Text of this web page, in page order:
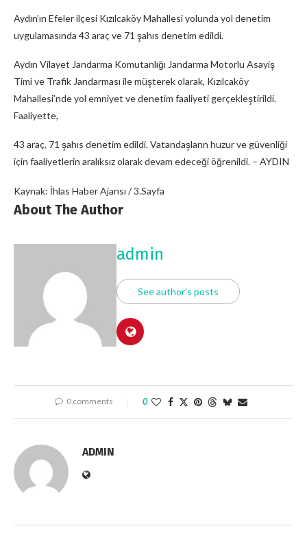
Aydın’ın Efeler ilçesi Kızılcaköy Mahallesi yolunda yol denetim
uygulamasında 43 araç ve 71 şahıs denetim edildi.
Aydın Vilayet Jandarma Komutanlığı Jandarma Motorlu Asayiş
Timi ve Trafik Jandarması ile müşterek olarak, Kızılcaköy
Mahallesi’nde yol emniyet ve denetim faaliyeti gerçekleştirildi.
Faaliyette,
43 araç, 71 şahıs denetim edildi. Vatandaşların huzur ve güvenliği
için faaliyetlerin aralıksız olarak devam edeceği öğrenildi. – AYDIN
Kaynak: İhlas Haber Ajansı / 3.Sayfa
About The Author
admin
See author's posts
0 comments 0
ADMIN